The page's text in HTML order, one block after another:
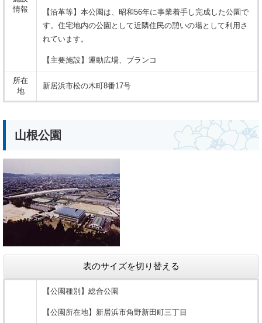
情報
【沿革等】本公園は、昭和56年に事業着手し完成した公園で
す。住宅地内の公園として近隣住民の憩いの場として利用さ
れています。
【主要施設】運動広場、ブランコ
所在
地
新居浜市松の木町8番17号
山根公園
表のサイズを切り替える
【公園種別】総合公園
【公園所在地】新居浜市角野新田町三丁目